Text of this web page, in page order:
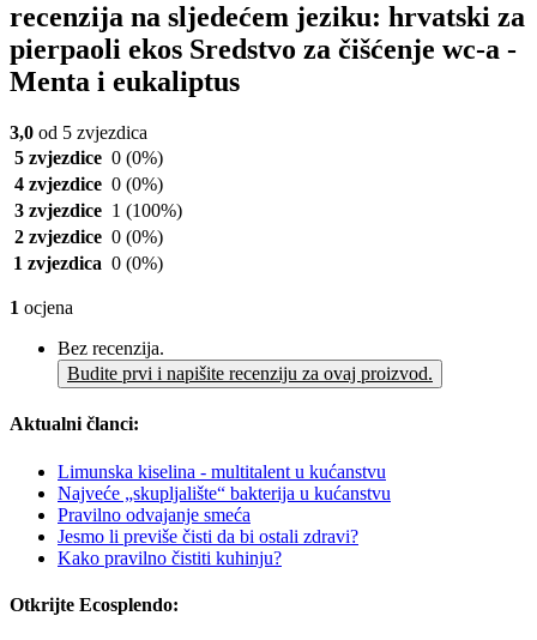
recenzija na sljedećem jeziku: hrvatski za
pierpaoli ekos Sredstvo za čišćenje wc-a -
Menta i eukaliptus
3,0 od 5 zvjezdica
5 zvjezdice 0 (0%)
4 zvjezdice 0 (0%)
3 zvjezdice 1 (100%)
2 zvjezdice 0 (0%)
1 zvjezdica 0 (0%)
1 ocjena
Bez recenzija.
Budite prvi i napišite recenziju za ovaj proizvod.
Aktualni članci:
Limunska kiselina - multitalent u kućanstvu
Najveće „skupljalište“ bakterija u kućanstvu
Pravilno odvajanje smeća
Jesmo li previše čisti da bi ostali zdravi?
Kako pravilno čistiti kuhinju?
Otkrijte Ecosplendo: